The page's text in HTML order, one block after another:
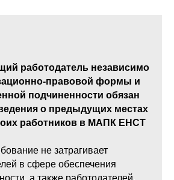
работодатель независимо
правовой формы и
подчиненности обязан
о предыдущих местах
работников в МАПК ЕНСТ
не затрагивает
в сфере обеспечения